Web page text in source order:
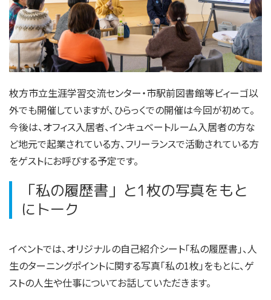
枚方市立生涯学習交流センター・市駅前図書館等ビィーゴ以
外でも開催していますが、ひらっくでの開催は今回が初めて。
今後は、オフィス入居者、インキュベートルーム入居者の方な
ど地元で起業されている方、フリーランスで活動されている方
をゲストにお呼びする予定です。
「私の履歴書」と1枚の写真をもと
にトーク
イベントでは、オリジナルの自己紹介シート「私の履歴書」、人
生のターニングポイントに関する写真「私の1枚」をもとに、ゲ
ストの人生や仕事についてお話していただきます。